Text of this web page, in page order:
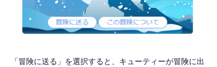
「冒険に送る」を選択すると、キューティーが冒険に出